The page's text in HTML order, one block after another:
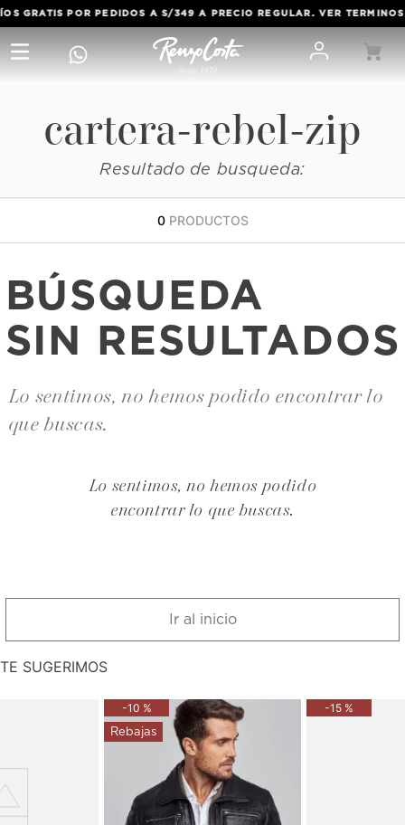
GRATIS POR PEDIDOS A S/349 A PRECIO REGULAR. VER TERMINOS
cartera-rebel-zip
Resultado de busqueda:
0 PRODUCTOS
BÚSQUEDA
SIN RESULTADOS
Lo sentimos, no hemos podido encontrar lo
que buscas.
Lo sentimos, no hemos podido
encontrar lo que buscas.
Ir al inicio
TE SUGERIMOS
-10 % -15 %